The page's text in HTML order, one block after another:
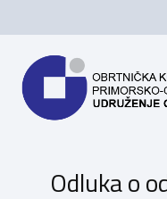
Odluka o